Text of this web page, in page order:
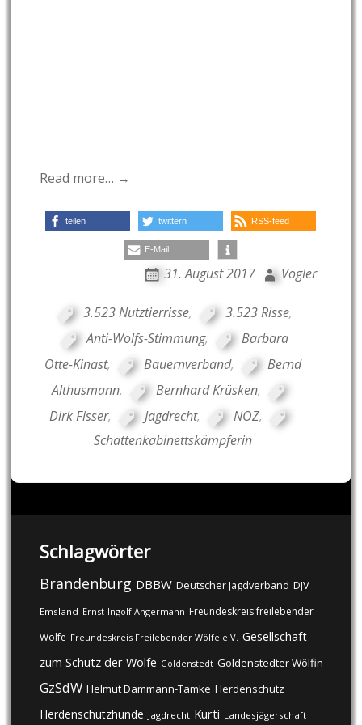
Read more… →
teilen twittern RSS-feed
E-Mail
31. August 2017 Vogler
3.523 Nutztierrisse, 3.523 Risse,
Anti-Wolfs-Stimmung,
Barbara
Otte-Kinast, Bauernverband,
Bernd
Althusmann, Bernhard Krüsken,
Dirk Fisser, Jagdrecht, NOZ,
Schattenkabinettskämpferin
Schlagwörter
Brandenburg DBBW Deutscher Jagdverband DJV
Emsland Ernst-Ingolf Angermann Freundeskreis freilebender
Wölfe Freundeskreis Freilebender Wölfe e.V. Gesellschaft
zum Schutz der Wölfe Goldenstedt Goldenstedter Wölfin
GzSdW Helmut Dammann-Tamke Herdenschutz
Herdenschutzhunde Jagdrecht Kurti Landesjägerschaft